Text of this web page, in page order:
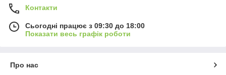
Контакти
Сьогодні працює з 09:30 до 18:00
Показати весь графік роботи
Про нас